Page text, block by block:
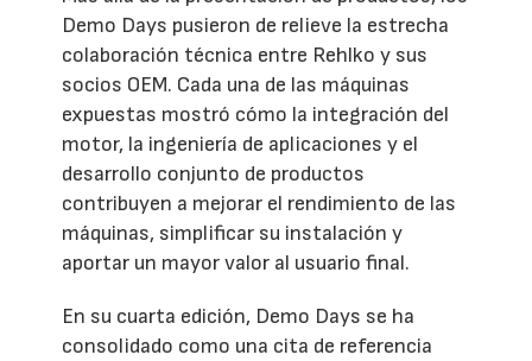
Demo Days pusieron de relieve la estrecha
colaboración técnica entre Rehlko y sus
socios OEM. Cada una de las máquinas
expuestas mostró cómo la integración del
motor, la ingeniería de aplicaciones y el
desarrollo conjunto de productos
contribuyen a mejorar el rendimiento de las
máquinas, simplificar su instalación y
aportar un mayor valor al usuario final.
En su cuarta edición, Demo Days se ha
consolidado como una cita de referencia